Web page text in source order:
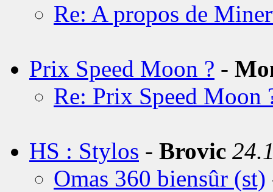
Re: A propos de
Prix Speed Moon ? -
Re: Prix Speed Moon
HS : Stylos - Brovic
Omas 360 biensûr (st)